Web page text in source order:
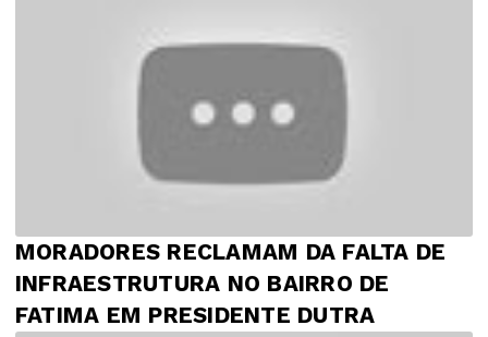
MORADORES RECLAMAM DA FALTA DE
INFRAESTRUTURA NO BAIRRO DE
FATIMA EM PRESIDENTE DUTRA